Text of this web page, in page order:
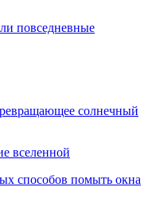
повседневные
солнечный
вселенной
способов помыть окна